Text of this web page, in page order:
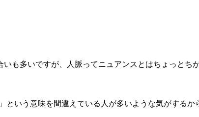
も多いですが、人脈ってニュアンスとはちょっとち
という意味を間違えている人が多いような気がするか